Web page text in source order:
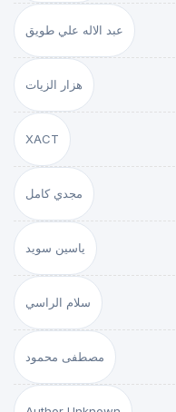
عبد الاله علي طويق
هزار الزيات
XACT
مجدي كامل
ياسين سويد
سلام الراسي
مصطفى محمود